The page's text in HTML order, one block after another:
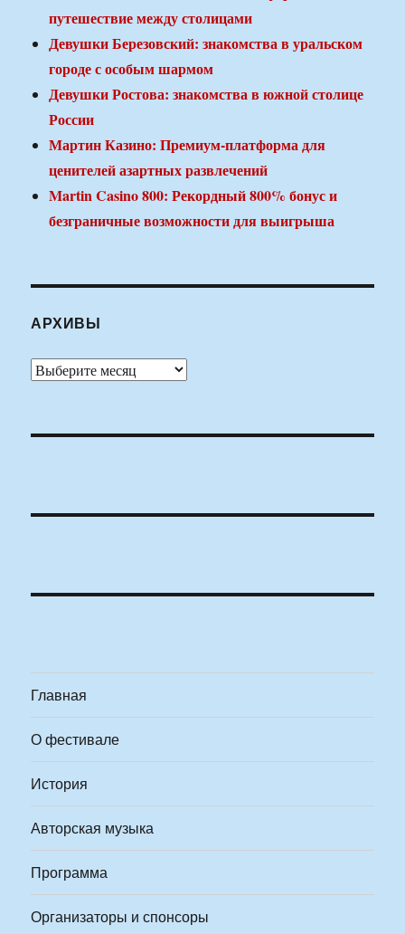
путешествие между столицами
Девушки Березовский: знакомства в уральском
городе с особым шармом
Девушки Ростова: знакомства в южной столице
России
Мартин Казино: Премиум-платформа для
ценителей азартных развлечений
Martin Casino 800: Рекордный 800% бонус и
безграничные возможности для выигрыша
АРХИВЫ
Архивы
Главная
О фестивале
История
Авторская музыка
Программа
Организаторы и спонсоры